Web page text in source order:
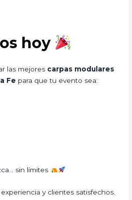
hoy
las mejores carpas modulares
Fe para que tu evento sea:
sin límites
y clientes satisfechos.